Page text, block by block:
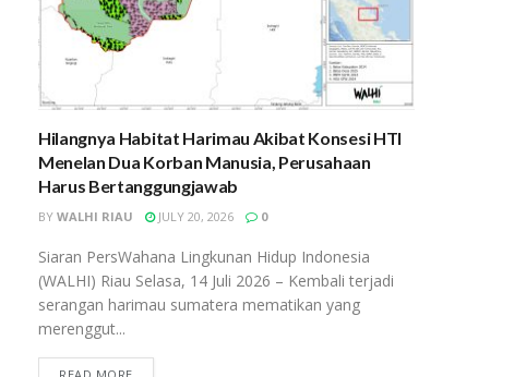
Hilangnya Habitat Harimau Akibat Konsesi HTI
Menelan Dua Korban Manusia, Perusahaan
Harus Bertanggungjawab
BY WALHI RIAU JULY 20, 2026 0
Siaran PersWahana Lingkunan Hidup Indonesia
(WALHI) Riau Selasa, 14 Juli 2026 – Kembali terjadi
serangan harimau sumatera mematikan yang
merenggut...